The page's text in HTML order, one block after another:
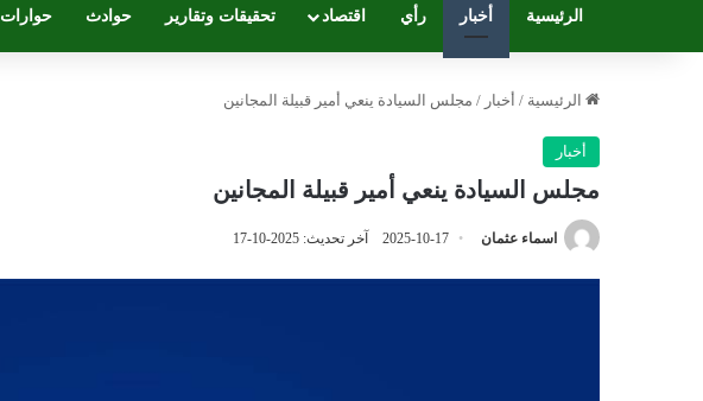
الرئيسية أخبار رأي اقتصاد تحقيقات وتقارير حوادث حوارات
الرئيسية / أخبار / مجلس السيادة ينعي أمير قبيلة المجانين
أخبار
مجلس السيادة ينعي أمير قبيلة المجانين
اسماء عثمان 2025-10-17 آخر تحديث: 2025-10-17